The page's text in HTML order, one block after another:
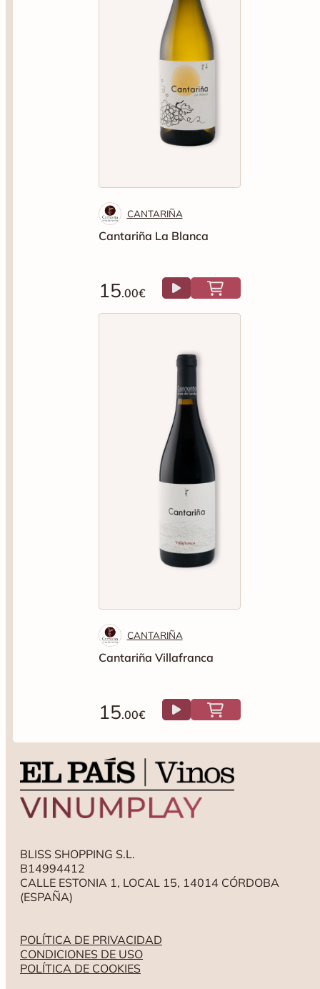
CANTARIÑA
Cantariña La Blanca
15.00€
CANTARIÑA
Cantariña Villafranca
15.00€
BLISS SHOPPING S.L.
B14994412
CALLE ESTONIA 1, LOCAL 15, 14014 CÓRDOBA
(ESPAÑA)
POLÍTICA DE PRIVACIDAD
CONDICIONES DE USO
POLÍTICA DE COOKIES